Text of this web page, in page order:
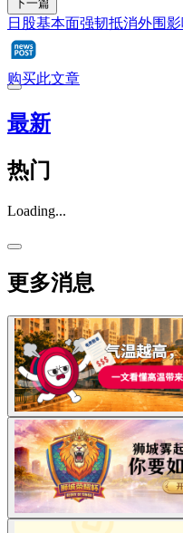
下一篇
日股基本面强韧抵消外围
购买此文章
最新
热门
Loading...
更多消息